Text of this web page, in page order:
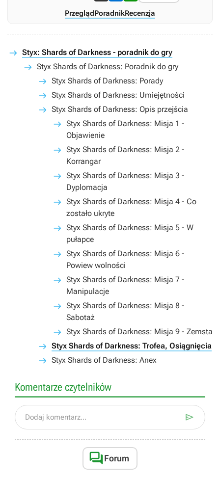
PrzeglądPoradnikRecenzja
Styx: Shards of Darkness - poradnik do gry
Styx Shards of Darkness: Poradnik do gry
Styx Shards of Darkness: Porady
Styx Shards of Darkness: Umiejętności
Styx Shards of Darkness: Opis przejścia
Styx Shards of Darkness: Misja 1 -
Objawienie
Styx Shards of Darkness: Misja 2 -
Korrangar
Styx Shards of Darkness: Misja 3 -
Dyplomacja
Styx Shards of Darkness: Misja 4 - Co
zostało ukryte
Styx Shards of Darkness: Misja 5 - W
pułapce
Styx Shards of Darkness: Misja 6 -
Powiew wolności
Styx Shards of Darkness: Misja 7 -
Manipulacje
Styx Shards of Darkness: Misja 8 -
Sabotaż
Styx Shards of Darkness: Misja 9 - Zemsta
Styx Shards of Darkness: Trofea, Osiągnięcia
Styx Shards of Darkness: Anex
Komentarze czytelników
Dodaj komentarz... 
Forum